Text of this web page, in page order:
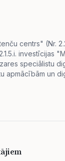
centrs" (Nr.
investīcijas
speciālistu
apmācībām un